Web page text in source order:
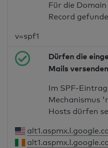
Für die
Record
v=spf1
Dürfen die
Mails
Im SPF-
Mechanismus
Hosts dürfen